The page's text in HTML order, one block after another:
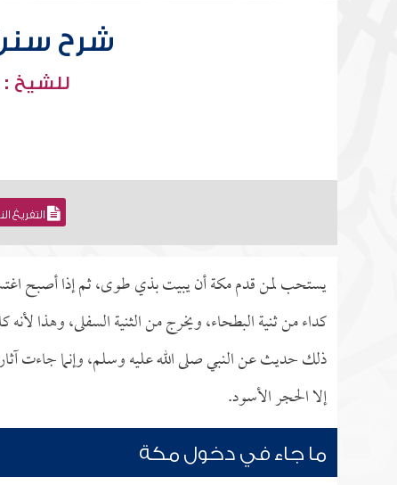
شرح سنن
للشيخ :
التفريغ
يستحب لمن قدم مكة أن يبيت بذي طوى، ثم إذا أصبح
كداء من ثنية البطحاء، ويخرج من الثنية السفلى، وهذا
ذلك حديث عن النبي صلى الله عليه وسلم، وإنما جاءت
إلا الحجر الأسود.
ما جاء في دخول مكة